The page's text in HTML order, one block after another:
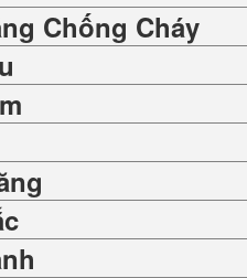
Chống Cháy